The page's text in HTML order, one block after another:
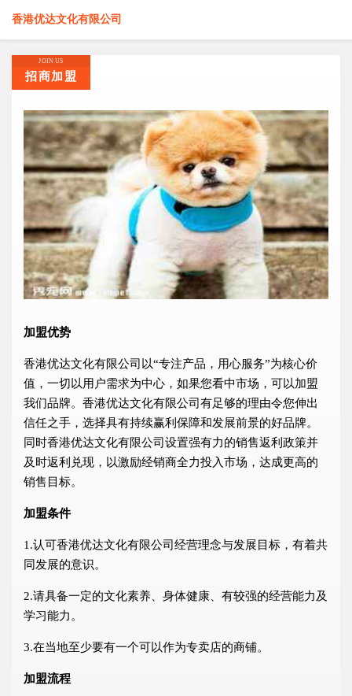
香港优达文化有限公司
JOIN US
招商加盟
加盟优势
香港优达文化有限公司以“专注产品，用心服务”为核心价
值，一切以用户需求为中心，如果您看中市场，可以加盟
我们品牌。香港优达文化有限公司有足够的理由令您伸出
信任之手，选择具有持续赢利保障和发展前景的好品牌。
同时香港优达文化有限公司设置强有力的销售返利政策并
及时返利兑现，以激励经销商全力投入市场，达成更高的
销售目标。
加盟条件
1.认可香港优达文化有限公司经营理念与发展目标，有着共
同发展的意识。
2.请具备一定的文化素养、身体健康、有较强的经营能力及
学习能力。
3.在当地至少要有一个可以作为专卖店的商铺。
加盟流程